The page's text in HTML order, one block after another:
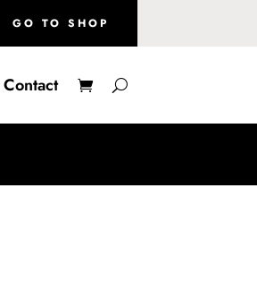
GO TO SHOP
Contact